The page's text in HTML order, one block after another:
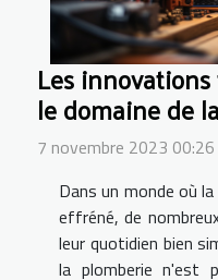
Les
le domaine de
7 novembre 2023 00:26
Dans un monde où
effréné, de
leur quotidien bien
la plomberie n'est